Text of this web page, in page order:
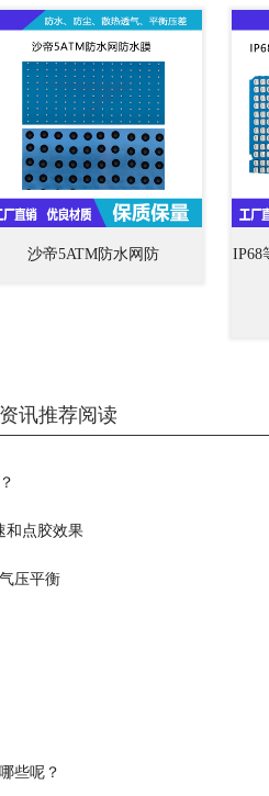
沙帝5ATM防水网防 IP68
讯推荐阅读
和点胶效果
压平衡
些呢？